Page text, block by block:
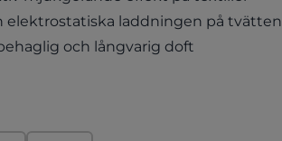
elektrostatiska laddningen på tvätten
och långvarig doft